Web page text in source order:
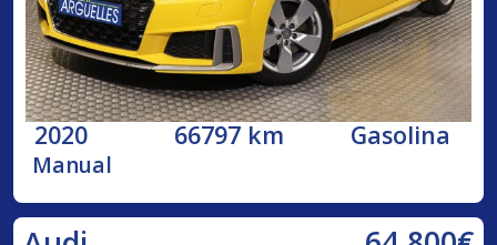
2020 66797 km Gasolina
Manual